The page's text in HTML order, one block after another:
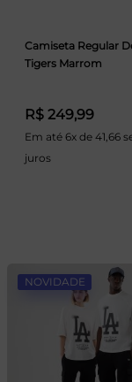
Camiseta Regular
Tigers Marrom
R$ 249,99
Em até 6x de 41,66
juros
NOVIDADE